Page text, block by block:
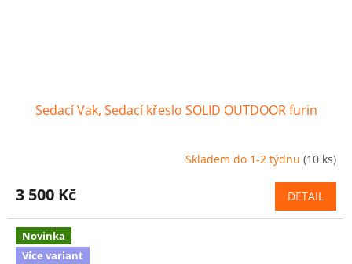
Sedací Vak, Sedací křeslo SOLID OUTDOOR furin
Skladem do 1-2 týdnu (10 ks)
3 500 Kč DETAIL
Novinka
Více variant